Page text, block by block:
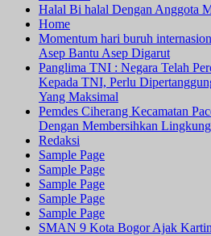
Halal Bi halal Dengan Anggota
Home
Momentum hari buruh
Asep Bantu Asep Digarut
Panglima TNI : Negara Telah
Kepada TNI, Perlu
Yang Maksimal
Pemdes Ciherang Kecamatan
Dengan Membersihkan
Redaksi
Sample Page
Sample Page
Sample Page
Sample Page
Sample Page
SMAN 9 Kota Bogor Ajak